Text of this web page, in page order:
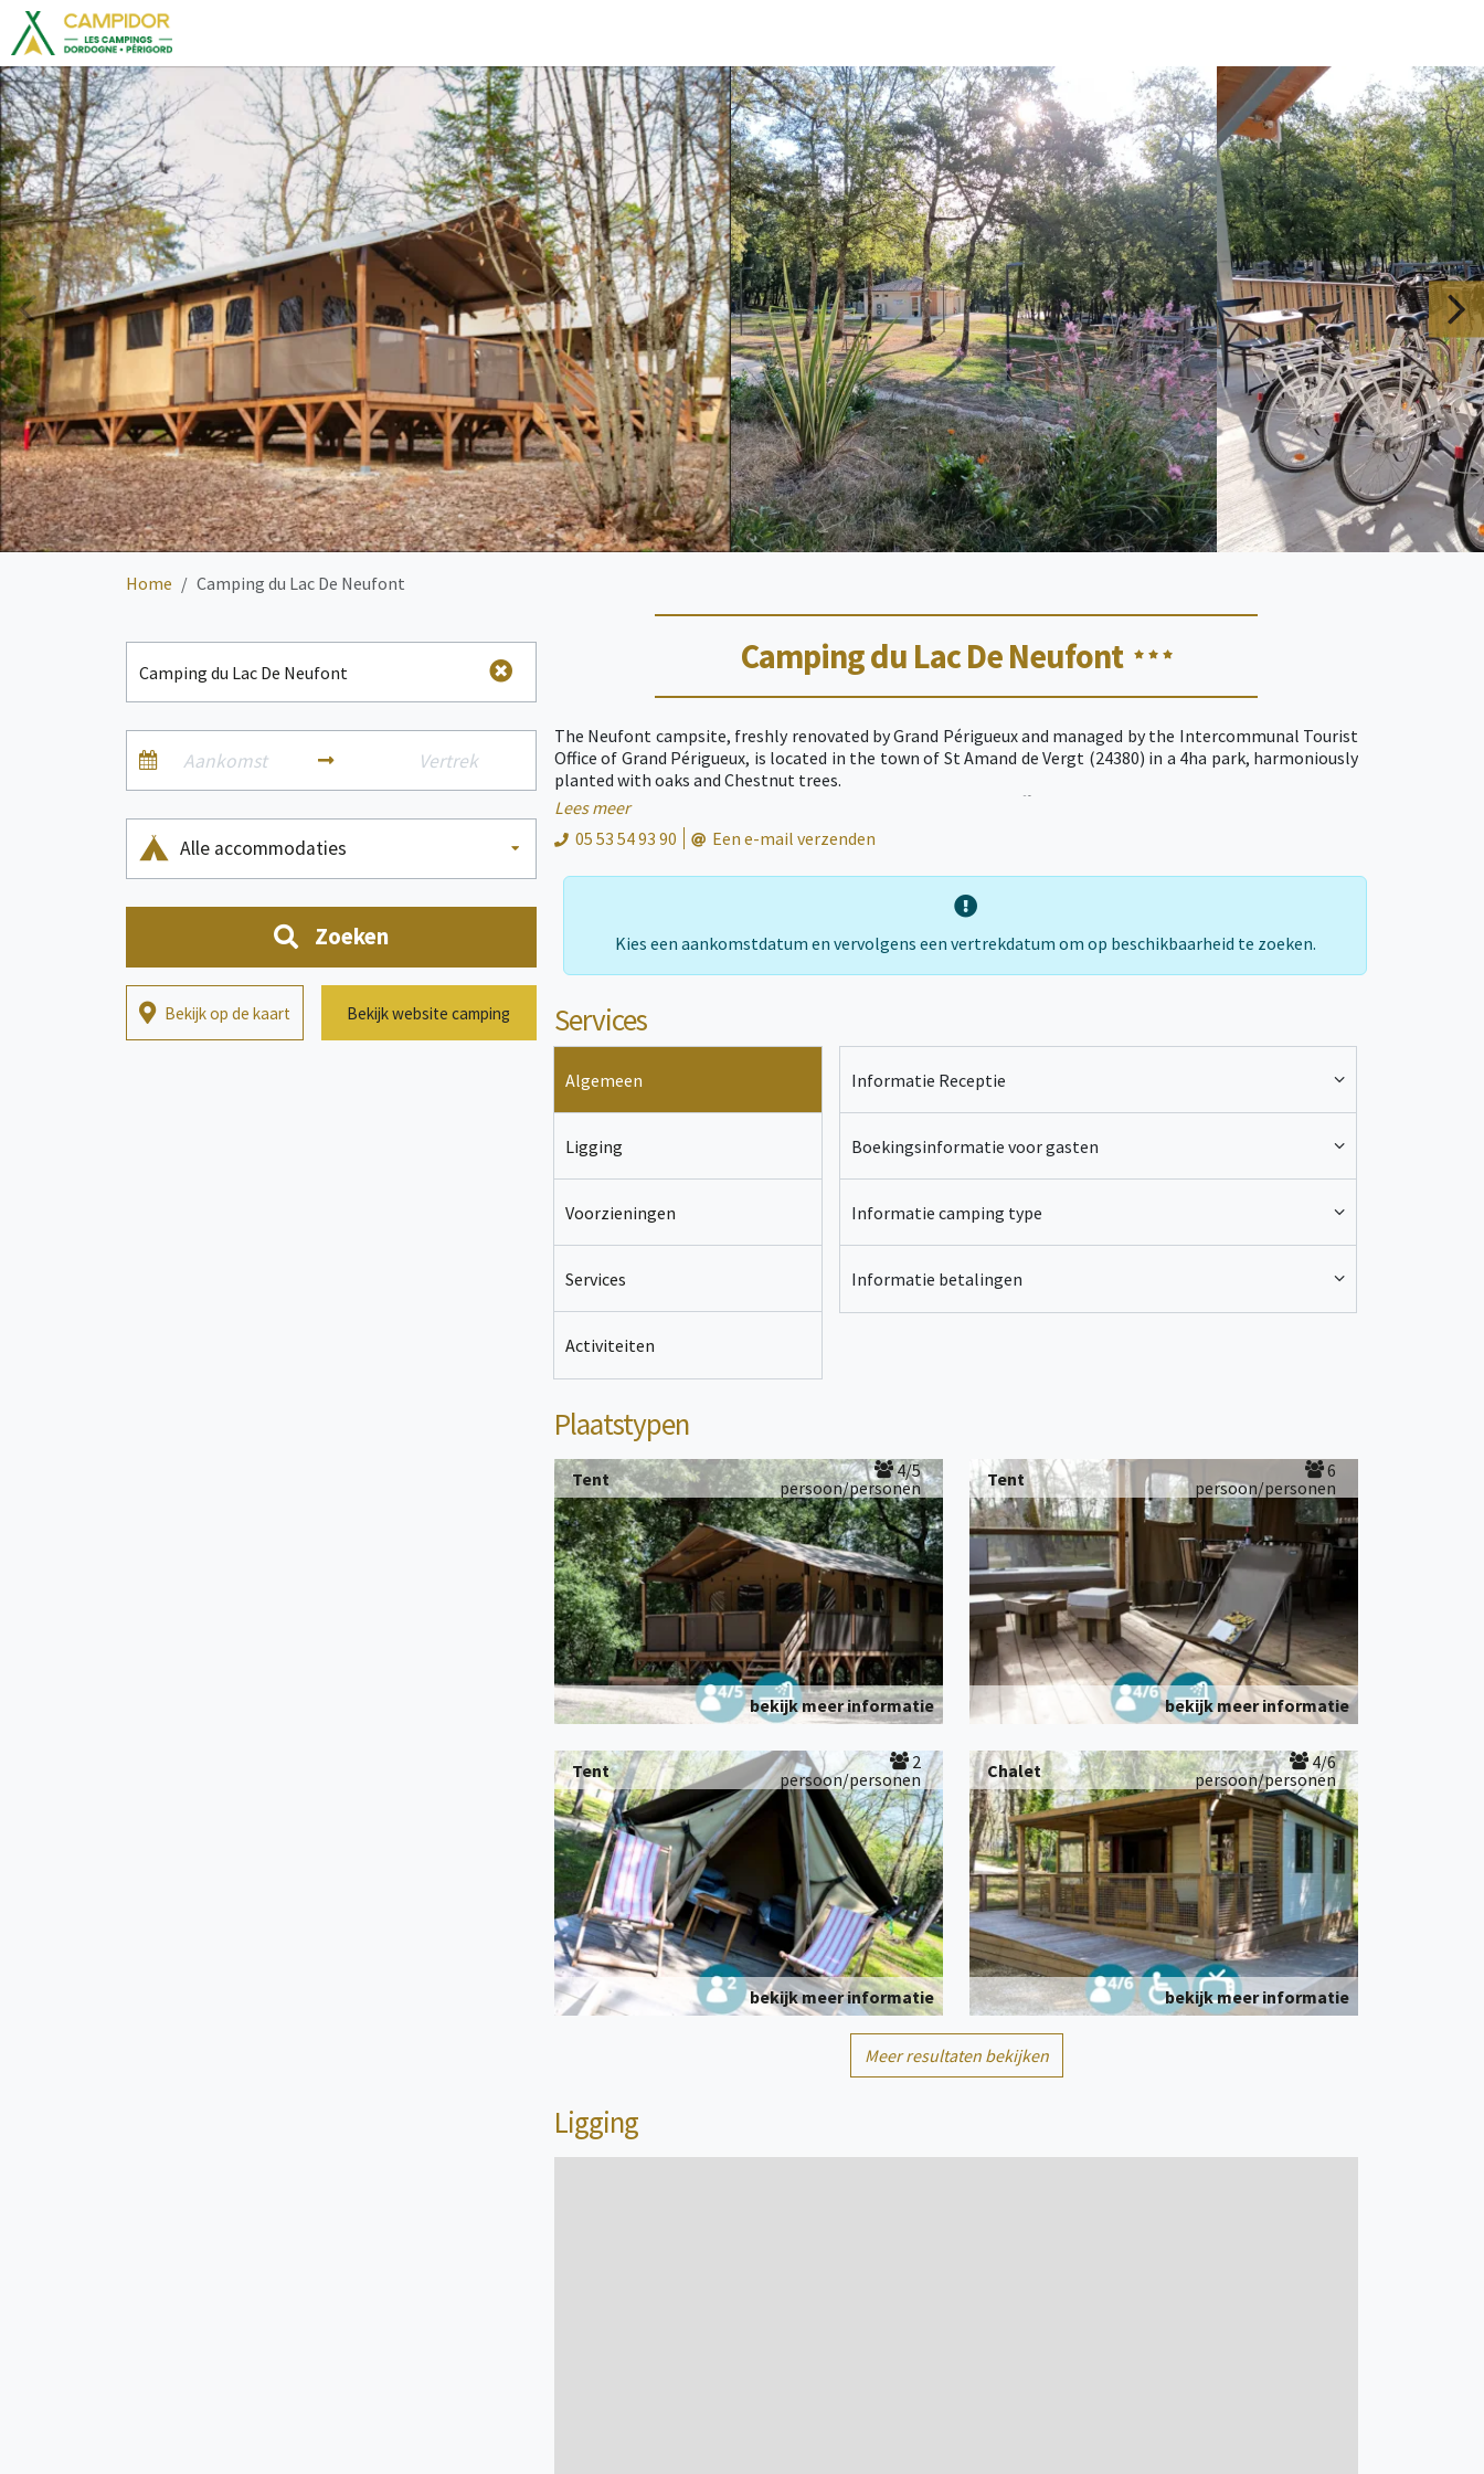
Home Camping du Lac De Neufont
Alle accommodaties
Zoeken
Bekijk op de kaart Bekijk website camping
Camping du Lac De Neufont
The Neufont campsite, freshly renovated by Grand Périgueux and managed by the Intercommunal Tourist
Office of Grand Périgueux, is located in the town of St Amand de Vergt (24380) in a 4ha park, harmoniously
planted with oaks and Chestnut trees.
At the heart of this bucolic nature, the Neufont campsite offers you all the comfort necessary for your
stay to go smoothly. Departures from hiking trails, rental of electric bikes, accessible toilets and facilities
for people with reduced mobility. Atypical Accommodation Tent Lodges Kenya and Moorea that will take
comfortable spaces from 90m2 to 120m2, are just waiting for you for a Getaway Nature that will delight
Lees meer
05 53 54 93 90
Een e-mail verzenden
Kies een aankomstdatum en vervolgens een vertrekdatum om op beschikbaarheid te zoeken.
Services
Algemeen
Ligging
Voorzieningen
Services
Activiteiten
Informatie Receptie
Boekingsinformatie voor gasten
Informatie camping type
Informatie betalingen
Plaatstypen
Tent
4/5
persoon/personen
bekijk meer informatie
Tent
6
persoon/personen
bekijk meer informatie
Tent
2
persoon/personen
bekijk meer informatie
Chalet
4/6
persoon/personen
bekijk meer informatie
2
persoon/personen
Meer resultaten bekijken
Ligging